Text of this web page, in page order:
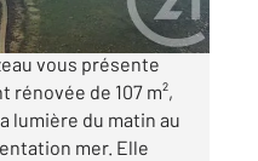
se
vous présente
de 107 m²,
lumière du matin au
mer. Elle